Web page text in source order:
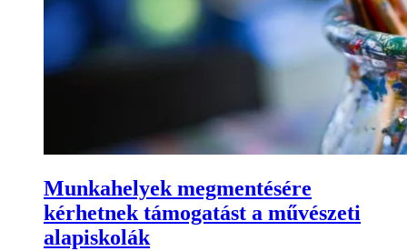
Munkahelyek megmentésére
kérhetnek támogatást a művészeti
alapiskolák